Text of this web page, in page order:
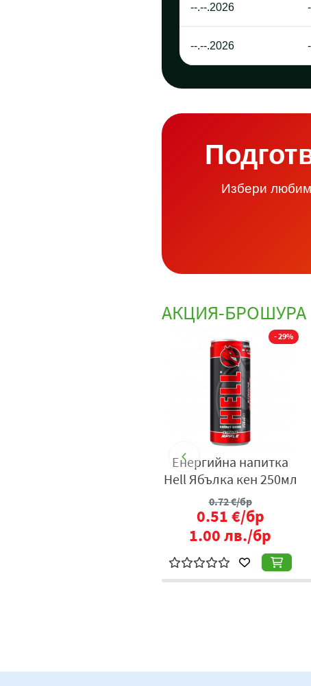
--.--.2026
--.--.2026
Избери
АКЦИЯ-БРОШУРА
- 29%
Енергийна напитка
Hell Ябълка кен 250мл
0.72€/бр
0.51€/бр
1.00лв./бр